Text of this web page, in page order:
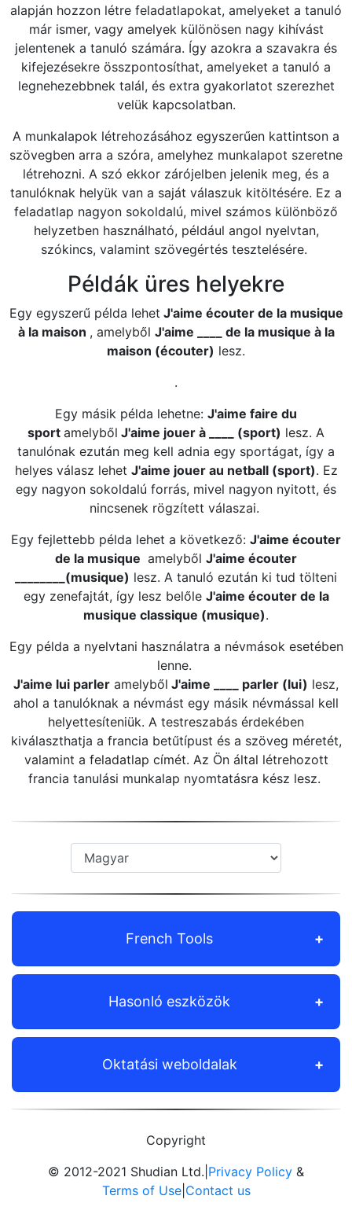
alapján hozzon létre feladatlapokat, amelyeket a tanuló
már ismer, vagy amelyek különösen nagy kihívást
jelentenek a tanuló számára. Így azokra a szavakra és
kifejezésekre összpontosíthat, amelyeket a tanuló a
legnehezebbnek talál, és extra gyakorlatot szerezhet
velük kapcsolatban.
A munkalapok létrehozásához egyszerűen kattintson a
szövegben arra a szóra, amelyhez munkalapot szeretne
létrehozni. A szó ekkor zárójelben jelenik meg, és a
tanulóknak helyük van a saját válaszuk kitöltésére. Ez a
feladatlap nagyon sokoldalú, mivel számos különböző
helyzetben használható, például angol nyelvtan,
szókincs, valamint szövegértés tesztelésére.
Példák üres helyekre
Egy egyszerű példa lehet J'aime écouter de la musique
à la maison , amelyből J'aime ____ de la musique à la
maison (écouter) lesz.
.
Egy másik példa lehetne: J'aime faire du
sport amelyből J'aime jouer à ____ (sport) lesz. A
tanulónak ezután meg kell adnia egy sportágat, így a
helyes válasz lehet J'aime jouer au netball (sport). Ez
egy nagyon sokoldalú forrás, mivel nagyon nyitott, és
nincsenek rögzített válaszai.
Egy fejlettebb példa lehet a következő: J'aime écouter
de la musique amelyből J'aime écouter
________(musique) lesz. A tanuló ezután ki tud tölteni
egy zenefajtát, így lesz belőle J'aime écouter de la
musique classique (musique).
Egy példa a nyelvtani használatra a névmások esetében
lenne.
J'aime lui parler amelyből J'aime ____ parler (lui) lesz,
ahol a tanulóknak a névmást egy másik névmással kell
helyettesíteniük. A testreszabás érdekében
kiválaszthatja a francia betűtípust és a szöveg méretét,
valamint a feladatlap címét. Az Ön által létrehozott
francia tanulási munkalap nyomtatásra kész lesz.
French Tools
Hasonló eszközök
Oktatási weboldalak
Copyright
© 2012-2021 Shudian Ltd.| Privacy Policy &
Terms of Use| Contact us